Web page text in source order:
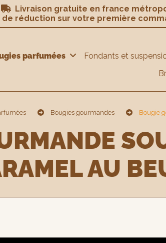
 Livraison gratuite en france
de réduction sur votre première
parfumées Fondants et
Bougies gourmandes Bougie
AU